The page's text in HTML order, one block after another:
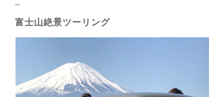
富士山絶景ツーリング